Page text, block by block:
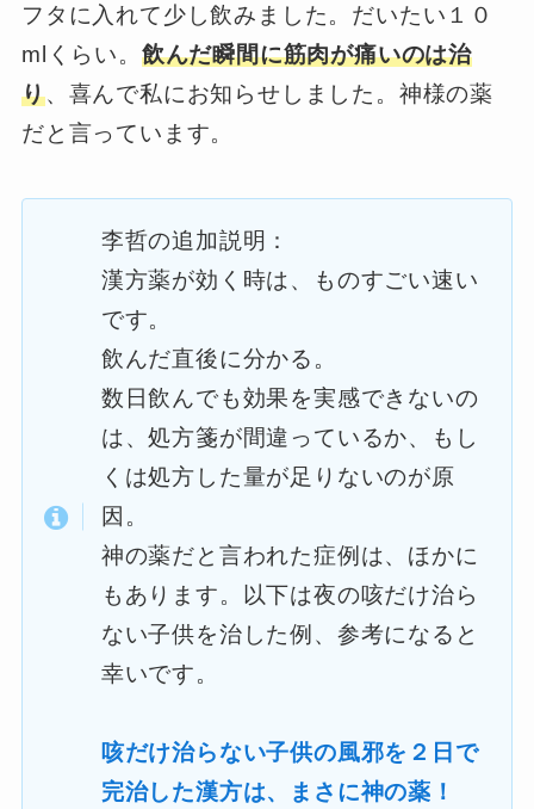
フタに入れて少し飲みました。だいたい１０
mlくらい。 飲んだ瞬間に筋肉が痛いのは治
り、喜んで私にお知らせしました。神様の薬
だと言っています。
李哲の追加説明：
漢方薬が効く時は、ものすごい速い
です。
飲んだ直後に分かる。
数日飲んでも効果を実感できないの
は、処方箋が間違っているか、もし
くは処方した量が足りないのが原
因。
神の薬だと言われた症例は、ほかに
もあります。以下は夜の咳だけ治ら
ない子供を治した例、参考になると
幸いです。
咳だけ治らない子供の風邪を２日で
完治した漢方は、まさに神の薬！